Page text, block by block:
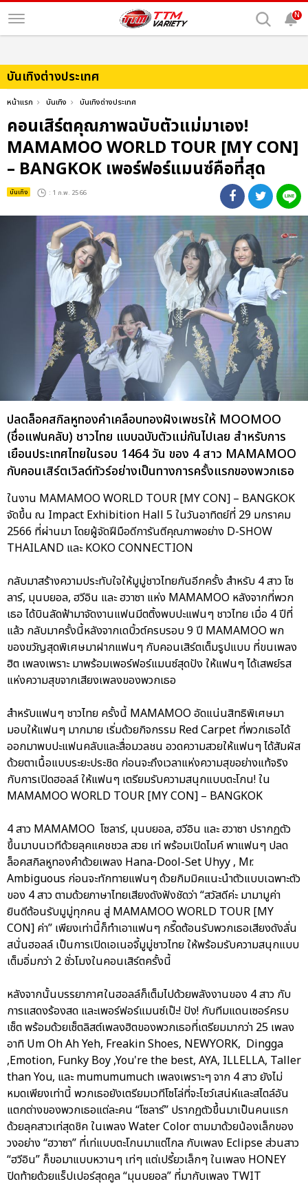
N
บันเทิงต่างประเทศ
หน้าแรก บันเทิง บันเทิงต่างประเทศ
คอนเสิร์ตคุณภาพฉบับตัวแม่มาเอง!
MAMAMOO WORLD TOUR [MY CON]
– BANGKOK เพอร์ฟอร์แมนซ์คือที่สุด
บันเทิง : 1 ก.พ. 2566
ปลดล็อคสกิลหูทองคำเคลือบทองฝังเพชรให้ MOOMOO
(ชื่อแฟนคลับ) ชาวไทย แบบฉบับตัวแม่กันไปเลย สำหรับการ
เยือนประเทศไทยในรอบ 1464 วัน ของ 4 สาว MAMAMOO
กับคอนเสิร์ตเวิลด์ทัวร์อย่างเป็นทางการครั้งแรกของพวกเธอ
ในงาน MAMAMOO WORLD TOUR [MY CON] – BANGKOK
จัดขึ้น ณ Impact Exhibition Hall 5 ในวันอาทิตย์ที่ 29 มกราคม
2566 ที่ผ่านมา โดยผู้จัดฝีมือดีการันตีคุณภาพอย่าง D-SHOW
THAILAND และ KOKO CONNECTION
กลับมาสร้างความประทับใจให้มูมู่ชาวไทยกันอีกครั้ง สำหรับ 4 สาว โซ
ลาร์, มุนบยอล, ฮวีอิน และ ฮวาซา แห่ง MAMAMOO หลังจากที่พวก
เธอ ได้บินลัดฟ้ามาจัดงานแฟนมีตติ้งพบปะแฟนๆ ชาวไทย เมื่อ 4 ปีที่
แล้ว กลับมาครั้งนี้หลังจากเดบิ้วต์ครบรอบ 9 ปี MAMAMOO พก
ของขวัญสุดพิเศษมาฝากแฟนๆ กับคอนเสิร์ตเต็มรูปแบบ ที่ขนเพลง
ฮิต เพลงเพราะ มาพร้อมเพอร์ฟอร์แมนซ์สุดปัง ให้แฟนๆ ได้เสพย์รส
แห่งความสุขจากเสียงเพลงของพวกเธอ
สำหรับแฟนๆ ชาวไทย ครั้งนี้ MAMAMOO อัดแน่นสิทธิพิเศษมา
มอบให้แฟนๆ มากมาย เริ่มด้วยกิจกรรม Red Carpet ที่พวกเธอได้
ออกมาพบปะแฟนคลับและสื่อมวลชน อวดความสวยให้แฟนๆ ได้สัมผัส
ด้วยตาเนื้อแบบระยะประชิด ก่อนจะถึงเวลาแห่งความสุขอย่างแท้จริง
กับการเปิดฮอลล์ ให้แฟนๆ เตรียมรับความสนุกแบบตะโกน! ใน
MAMAMOO WORLD TOUR [MY CON] – BANGKOK
4 สาว MAMAMOO โซลาร์, มุนบยอล, ฮวีอิน และ ฮวาซา ปรากฏตัว
ขึ้นมาบนเวทีด้วยลุคแคชชวล สวย เท่ พร้อมเปิดไมค์ พาแฟนๆ ปลด
ล็อคสกิลหูทองคำด้วยเพลง Hana-Dool-Set Uhyy , Mr.
Ambiguous ก่อนจะทักทายแฟนๆ ด้วยกิมมิคแนะนำตัวแบบเฉพาะตัว
ของ 4 สาว ตามด้วยภาษาไทยเสียงดังฟังชัดว่า “สวัสดีค่ะ มามามูค่า
ยินดีต้อนรับมูมู่ทุกคน สู่ MAMAMOO WORLD TOUR [MY
CON] ค่า” เพียงเท่านี้ก็ทำเอาแฟนๆ กรี๊ดต้อนรับพวกเธอเสียงดังลั่น
สนั่นฮอลล์ เป็นการเปิดเอเนอจี้มูมู่ชาวไทย ให้พร้อมรับความสนุกแบบ
เต็มอิ่มกว่า 2 ชั่วโมงในคอนเสิร์ตครั้งนี้
หลังจากนั้นบรรยากาศในฮอลล์ก็เต็มไปด้วยพลังงานของ 4 สาว กับ
การแสดงร้องสด และเพอร์ฟอร์แมนซ์เป๊ะ! ปัง! กับทีมแดนเซอร์ครบ
เซ็ต พร้อมด้วยเซ็ตลิสต์เพลงฮิตของพวกเธอที่เตรียมมากว่า 25 เพลง
อาทิ Um Oh Ah Yeh, Freakin Shoes, NEWYORK, Dingga
,Emotion, Funky Boy ,You're the best, AYA, ILLELLA, Taller
than You, และ mumumumuch เพลงเพราะๆ จาก 4 สาว ยังไม่
หมดเพียงเท่านี้ พวกเธอยังเตรียมเวทีโซโล่ที่จะโชว์เสน่ห์และสไตล์อัน
แตกต่างของพวกเธอแต่ละคน “โซลาร์” ปรากฏตัวขึ้นมาเป็นคนแรก
ด้วยลุคสาวเท่สุดชิค ในเพลง Water Color ตามมาด้วยน้องเล็กของ
วงอย่าง “ฮวาซา” ที่เท่แบบตะโกนมาแต่ไกล กับเพลง Eclipse ส่วนสาว
“ฮวีอิน” ก็ขอมาแบบหวานๆ เท่ๆ แต่เปรี้ยวเล็กๆ ในเพลง HONEY
ปิดท้ายด้วยแร็ปเปอร์สุดคูล “มุนบยอล” ที่มากับเพลง TWIT